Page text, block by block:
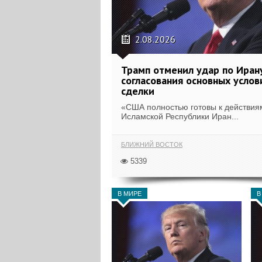
2.08.2026
Трамп отменил удар по
согласования основных
сделки
«США полностью готовы к
Исламской Республики Иран...
БЛИЖНИЙ ВОСТОК
5339
В МИРЕ